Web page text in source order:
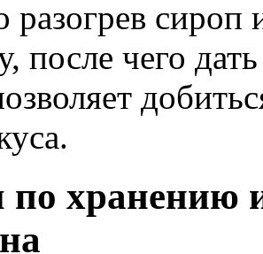
разогрев
после чего
хранению